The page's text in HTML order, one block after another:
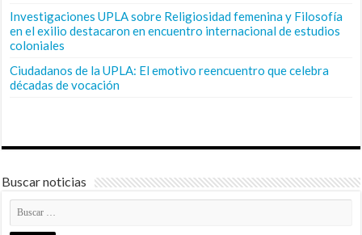
Investigaciones UPLA sobre Religiosidad femenina y Filosofía
en el exilio destacaron en encuentro internacional de estudios
coloniales
Ciudadanos de la UPLA: El emotivo reencuentro que celebra
décadas de vocación
Buscar noticias